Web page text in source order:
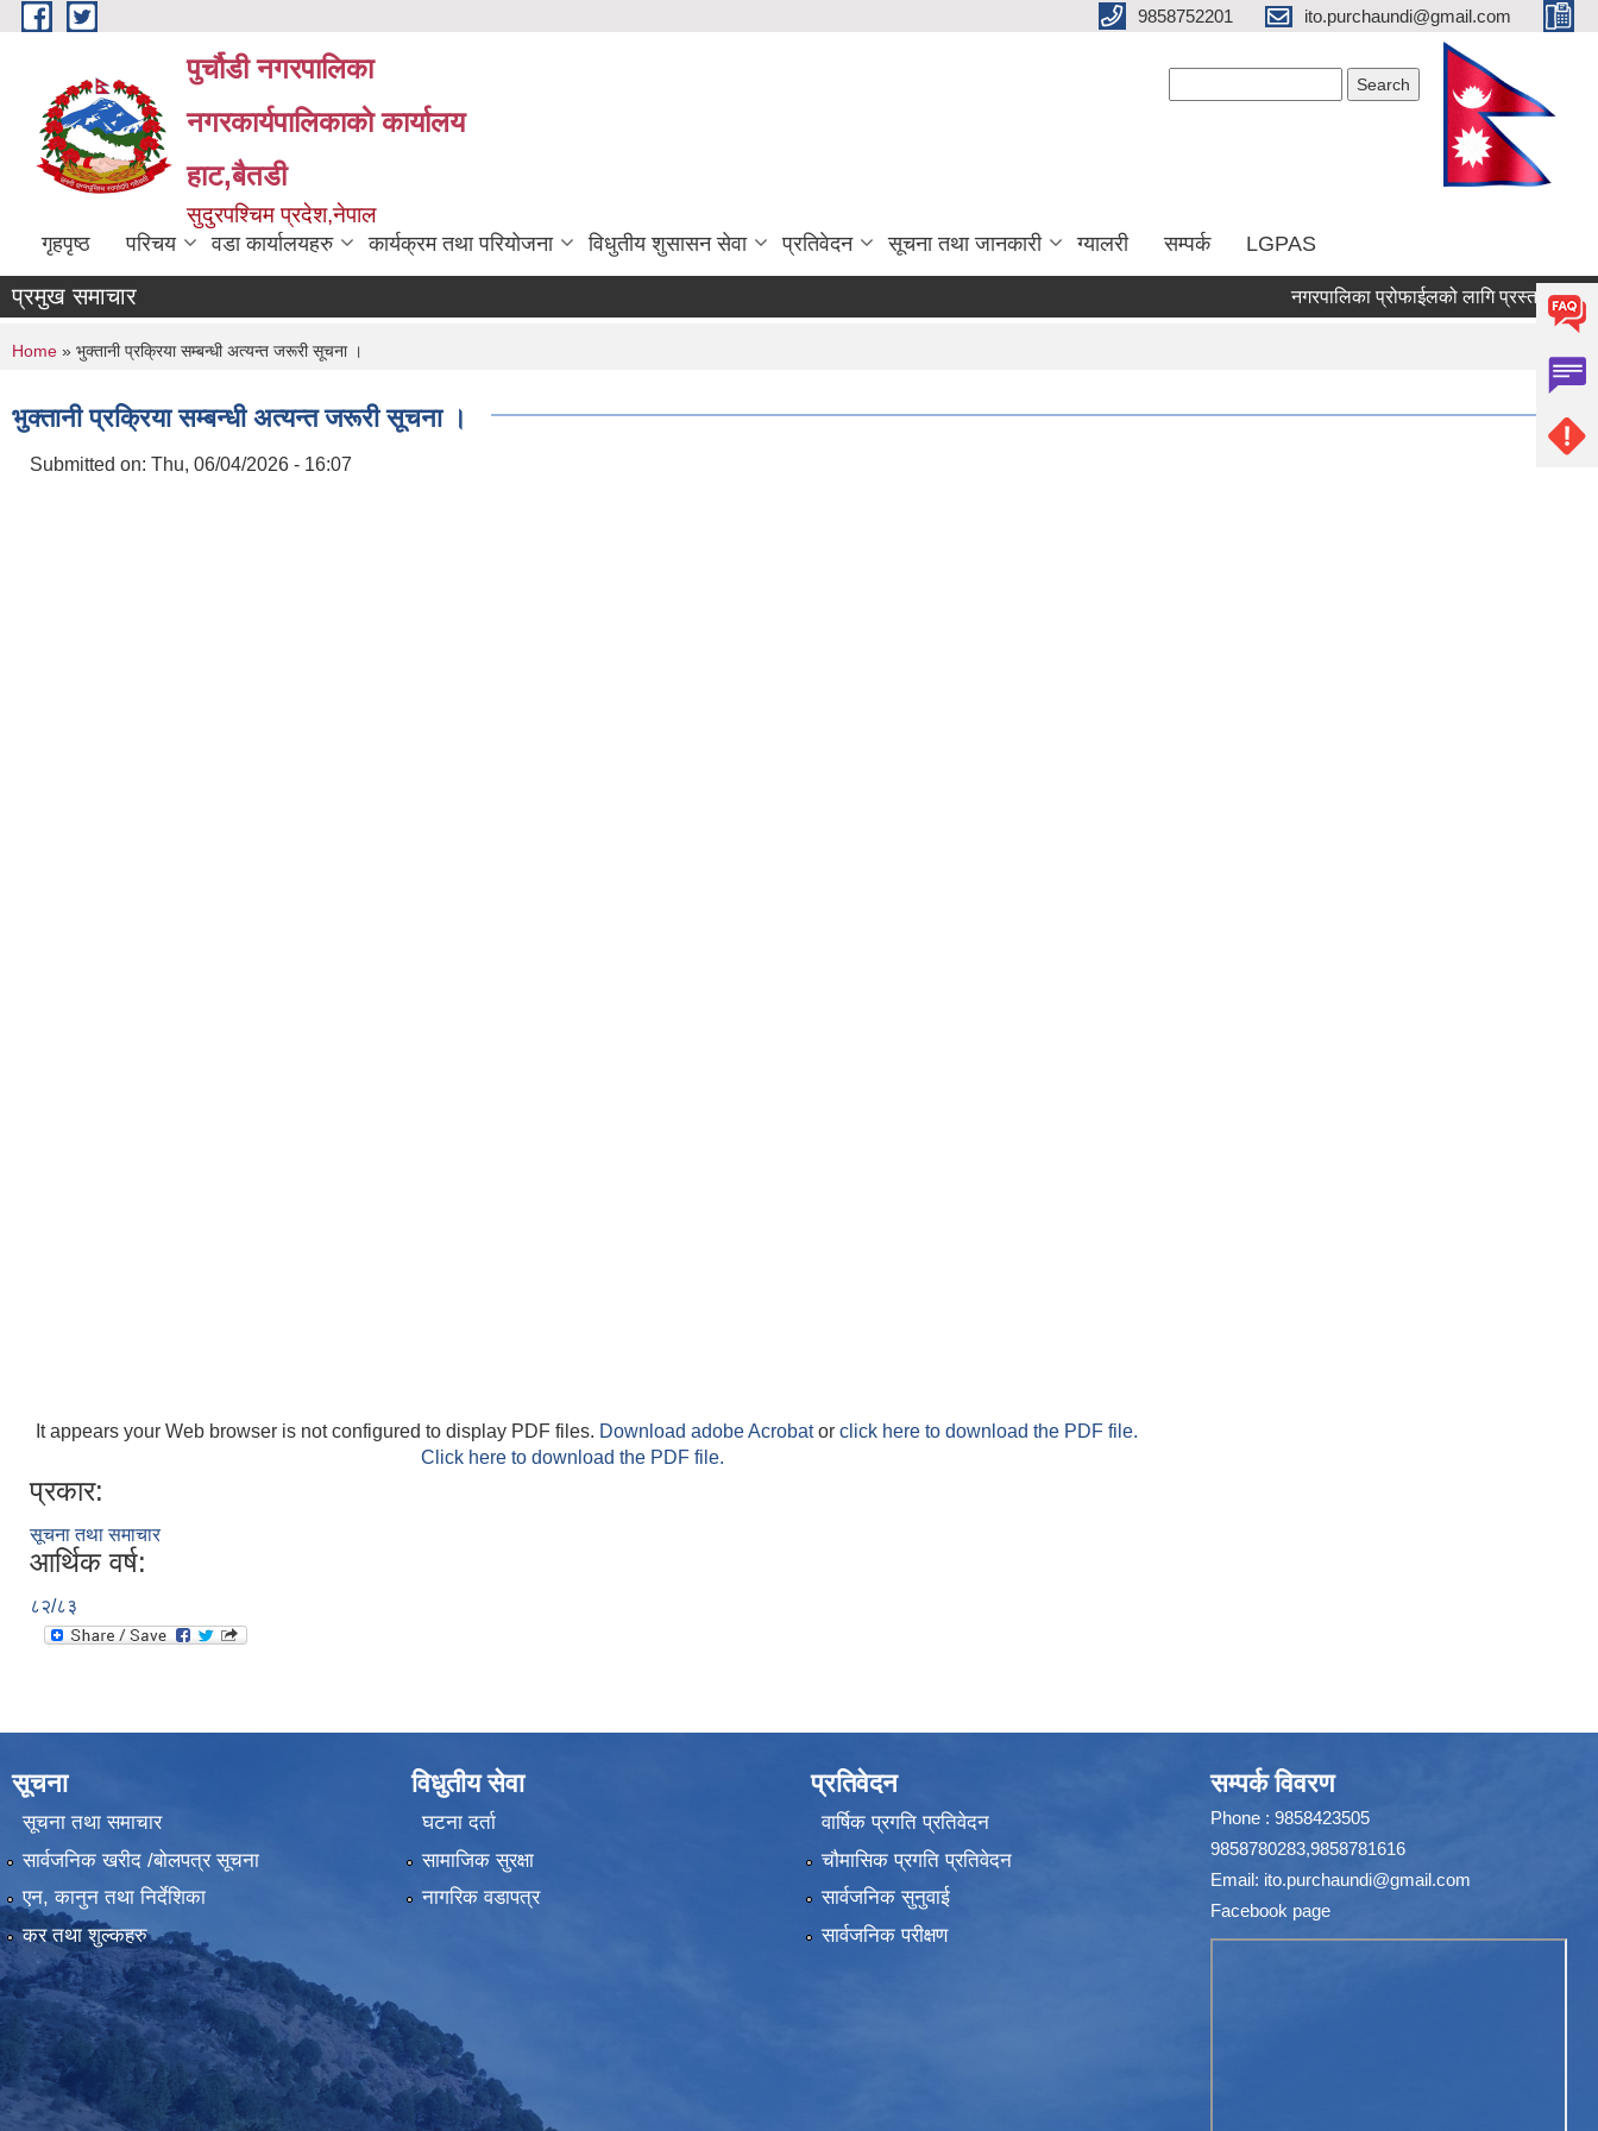
Skip to main content 9858752201 ito.purchaundi@gmail.com
पुर्चौडी नगरपालिका
नगरकार्यपालिकाकाे कार्यालय
हाट,बैतडी
सुदुरपश्चिम प्रदेश,नेपाल
गृहपृष्ठ परिचय वडा कार्यालयहरु कार्यक्रम तथा परियोजना विधुतीय शुसासन सेवा प्रतिवेदन सूचना तथा जानकारी ग्यालरी सम्पर्क LGPAS
प्रमुख समाचार नगरपालिका प्रोफाईलको लागि प्रस्ताब माग
«
You are here
Home » भुक्तानी प्रक्रिया सम्बन्धी अत्यन्त जरूरी सूचना ।
भुक्तानी प्रक्रिया सम्बन्धी अत्यन्त जरूरी सूचना ।
Submitted on: Thu, 06/04/2026 - 16:07
It appears your Web browser is not configured to display PDF files. Download adobe Acrobator click here to download the PDF file.
Click here to download the PDF file.
प्रकार:
सूचना तथा समाचार
आर्थिक वर्ष:
८२/८३
सूचना
सूचना तथा समाचार
सार्वजनिक खरीद /बोलपत्र सूचना
एन, कानुन तथा निर्देशिका
कर तथा शुल्कहरु
विधुतीय सेवा
घटना दर्ता
सामाजिक सुरक्षा
नागरिक वडापत्र
प्रतिवेदन
वार्षिक प्रगति प्रतिवेदन
चौमासिक प्रगति प्रतिवेदन
सार्वजनिक सुनुवाई
सार्वजनिक परीक्षण
सम्पर्क विवरण
Phone : 9858423505
9858780283,9858781616
Email: ito.purchaundi@gmail.com
Facebook page